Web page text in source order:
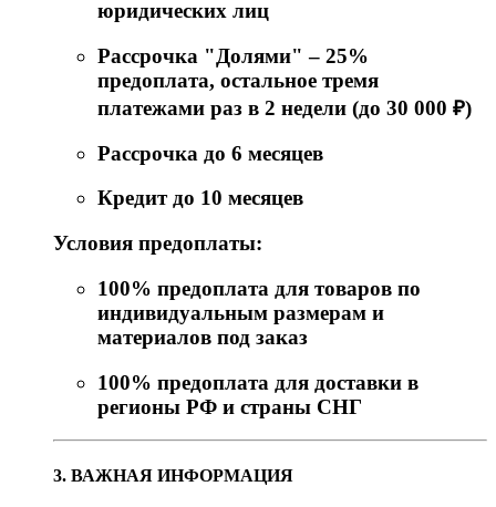
юридических лиц
Рассрочка "Долями" – 25%
предоплата, остальное тремя
платежами раз в 2 недели (до 30 000 ₽)
Рассрочка до 6 месяцев
Кредит до 10 месяцев
Условия предоплаты:
100% предоплата для товаров по
индивидуальным размерам и
материалов под заказ
100% предоплата для доставки в
регионы РФ и страны СНГ
3. ВАЖНАЯ ИНФОРМАЦИЯ